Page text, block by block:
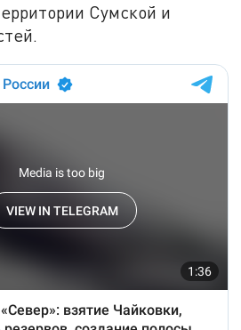
Сумской и